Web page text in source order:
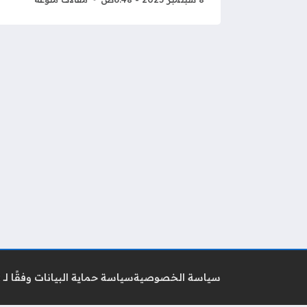
سياسة الخصوصيةسياسة حماية البيانات وفقًا لـ GDPR